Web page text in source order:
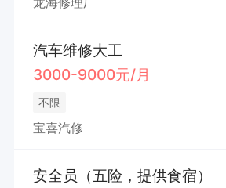
汽车维修大工
3000-9000元/月
不限
宝喜汽修
安全员（五险，提供食宿）